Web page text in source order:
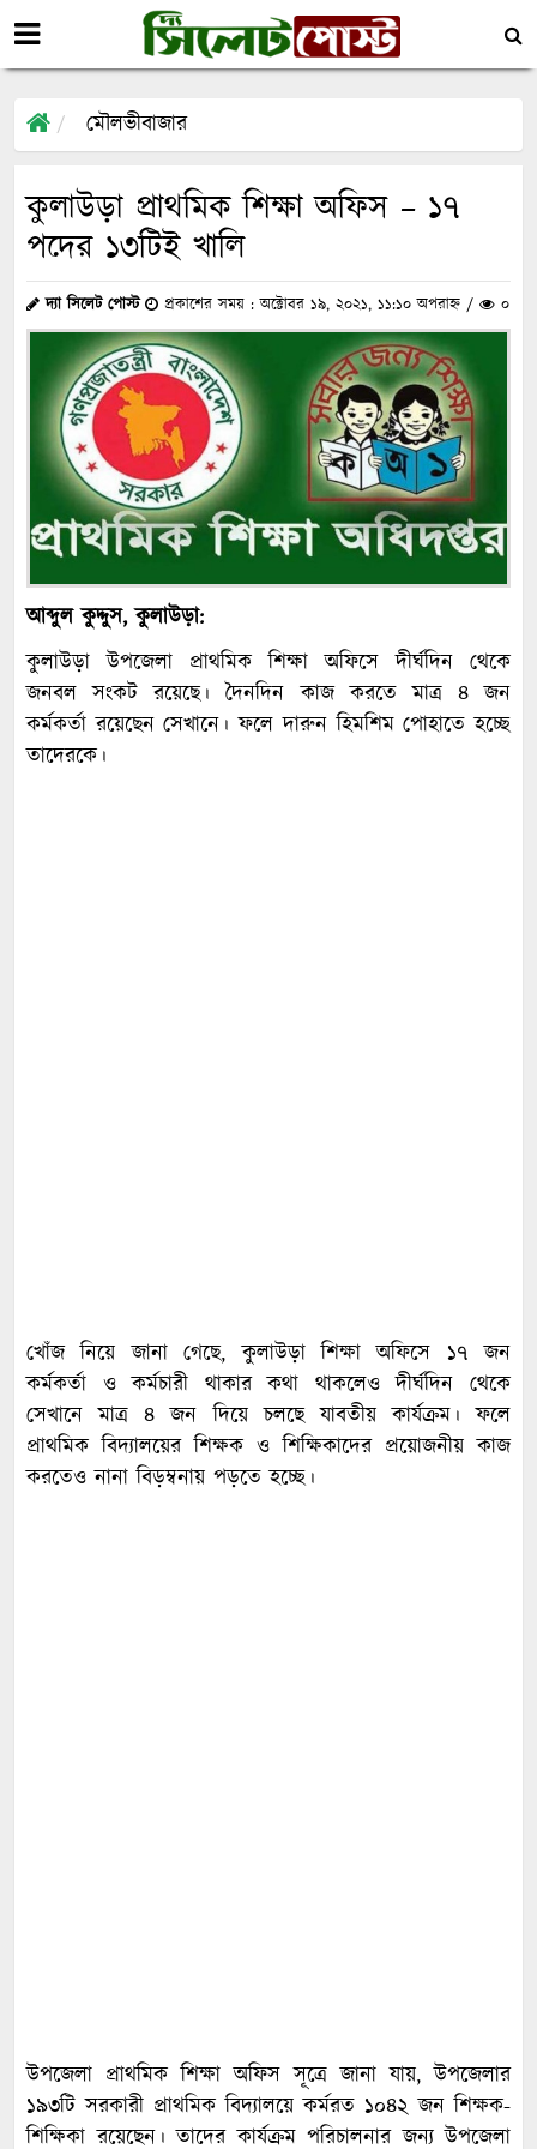
মৌলভীবাজার
কুলাউড়া প্রাথমিক শিক্ষা অফিস – ১৭
পদের ১৩টিই খালি
দ্যা সিলেট পোস্ট প্রকাশের সময় : অক্টোবর ১৯, ২০২১, ১১:১০ অপরাহ্ন / ০
আব্দুল কুদ্দুস, কুলাউড়া:
কুলাউড়া উপজেলা প্রাথমিক শিক্ষা অফিসে দীর্ঘদিন থেকে
জনবল সংকট রয়েছে। দৈনদিন কাজ করতে মাত্র ৪ জন
কর্মকর্তা রয়েছেন সেখানে। ফলে দারুন হিমশিম পোহাতে হচ্ছে
তাদেরকে।
খোঁজ নিয়ে জানা গেছে, কুলাউড়া শিক্ষা অফিসে ১৭ জন
কর্মকর্তা ও কর্মচারী থাকার কথা থাকলেও দীর্ঘদিন থেকে
সেখানে মাত্র ৪ জন দিয়ে চলছে যাবতীয় কার্যক্রম। ফলে
প্রাথমিক বিদ্যালয়ের শিক্ষক ও শিক্ষিকাদের প্রয়োজনীয় কাজ
করতেও নানা বিড়ম্বনায় পড়তে হচ্ছে।
উপজেলা প্রাথমিক শিক্ষা অফিস সূত্রে জানা যায়, উপজেলার
১৯৩টি সরকারী প্রাথমিক বিদ্যালয়ে কর্মরত ১০৪২ জন শিক্ষক-
শিক্ষিকা রয়েছেন। তাদের কার্যক্রম পরিচালনার জন্য উপজেলা